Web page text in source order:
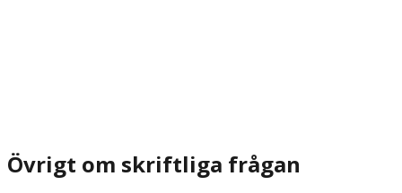
Övrigt om skriftliga frågan